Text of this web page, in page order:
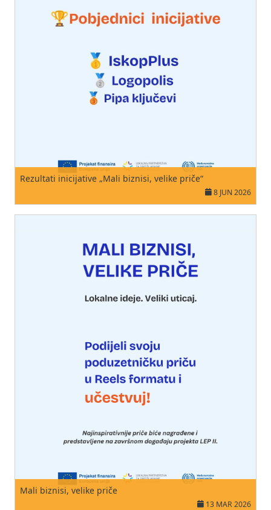
Rezultati inicijative „Mali biznisi, velike priče“
8 JUN 2026
Mali biznisi, velike priče
13 MAR 2026